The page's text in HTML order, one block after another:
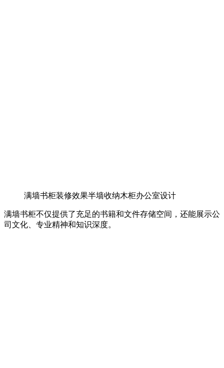
满墙书柜装修效果半墙收纳木柜办公室设计
满墙书柜不仅提供了充足的书籍和文件存储空间，还能展示公
司文化、专业精神和知识深度。